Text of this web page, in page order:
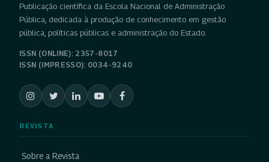
Publicação científica da Escola Nacional de Administração
Pública, dedicada à produção de conhecimento em gestão
pública, políticas públicas e administração do Estado.
ISSN (ONLINE): 2357-8017
ISSN (IMPRESSO): 0034-9240
REVISTA
Sobre a Revista